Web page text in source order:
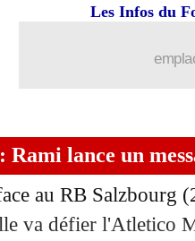
Les Infos du
Rami lance un
au RB Salzbourg
va défier l'Atletico
et tacle l'OM
bien de retour à
à la qualification
France prend de